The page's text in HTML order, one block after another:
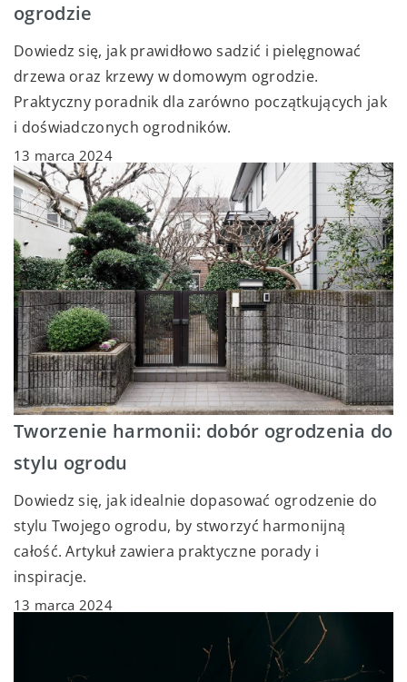
ogrodzie
Dowiedz się, jak prawidłowo sadzić i pielęgnować
drzewa oraz krzewy w domowym ogrodzie.
Praktyczny poradnik dla zarówno początkujących jak
i doświadczonych ogrodników.
13 marca 2024
Tworzenie harmonii: dobór ogrodzenia do
stylu ogrodu
Dowiedz się, jak idealnie dopasować ogrodzenie do
stylu Twojego ogrodu, by stworzyć harmonijną
całość. Artykuł zawiera praktyczne porady i
inspiracje.
13 marca 2024